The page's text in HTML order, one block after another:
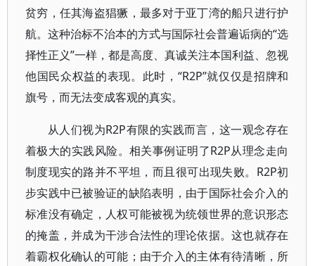
贫穷，任其海盗猖獗，最多对于亚丁湾的船只进行护
航。这种治标不治本的方式与国际社会普遍诟病的“选
择性正义”一样，都是高度、真诚关注本国利益、忽视
他国民众权益的表现。此时，“R2P”就仅仅是招牌和
旗号，而无法变成客观的真实。
从人们视为R2P有限的实践而言，这一观念存在
着极大的实践风险。相关事例证明了R2P从理念走向
制度现实的路并不平坦，而且很可出现失败。R2P初
步实践中已被验证的缺陷表明，由于国际社会介入的
标准没有确定，人权可能被视为统领世界的意识形态
的掩盖，并成为干涉合法性的理论依据。这也就存在
着霸权化确认的可能；由于介入的主体有待清晰，所